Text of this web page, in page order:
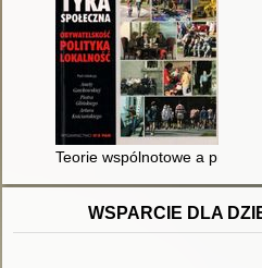
Teorie wspólnotowe a
WSPARCIE DLA